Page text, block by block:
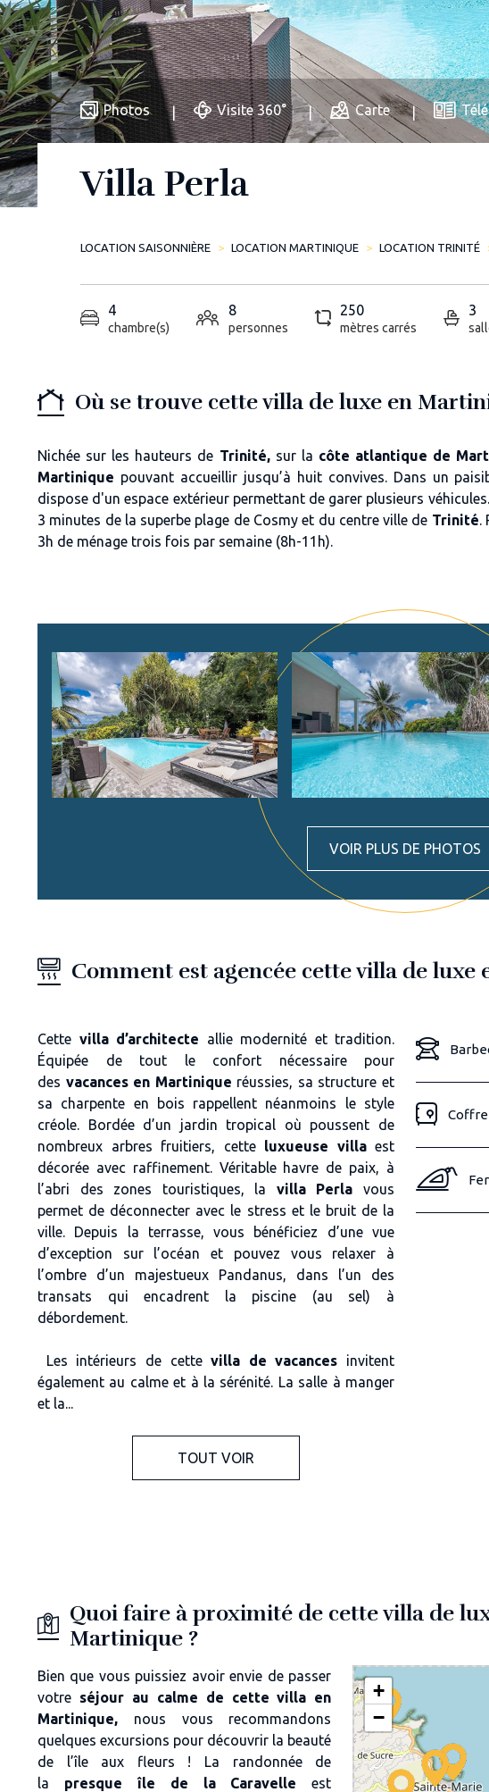
Photos Visite 360° Carte
Villa Perla
LOCATION SAISONNIÈRE LOCATION MARTINIQUE LOCATION TRINITÉ
4
chambre(s)
8
personnes
250
mètres carrés
3
Où se trouve cette villa de luxe en
Nichée sur les hauteurs de Trinité,sur la côte atlantique de
Martinique pouvant accueillir jusqu’à huit convives. Dans un
dispose d'un espace extérieur permettant de garer plusieurs
3 minutes de la superbe plage de Cosmy et du centre ville de Trinité.
3h de ménage trois fois par semaine (8h-11h).
VOIR PLUS DE PHOTOS
Comment est agencée cette villa de luxe
Cette villa d’architecte allie modernité et tradition.
Équipée de tout le confort nécessaire pour
des vacances en Martinique réussies, sa structure et
sa charpente en bois rappellent néanmoins le style
créole. Bordée d’un jardin tropical où poussent de
nombreux arbres fruitiers, cette luxueuse villa est
décorée avec raffinement. Véritable havre de paix, à
l’abri des zones touristiques, la villa Perla vous
permet de déconnecter avec le stress et le bruit de la
ville. Depuis la terrasse, vous bénéficiez d’une vue
d’exception sur l’océan et pouvez vous relaxer à
l’ombre d’un majestueux Pandanus, dans l’un des
transats qui encadrent la piscine (au sel) à
débordement.
Les intérieurs de cettevilla de vacances invitent
également au calme et à la sérénité. La salle à manger
et la...
TOUT VOIR
Quoi faire à proximité de cette villa de
Martinique ?
Bien que vous puissiez avoir envie de passer
votre séjour au calme de cette villa en
Martinique, nous vous recommandons
quelques excursions pour découvrir la beauté
de l’île aux fleurs ! La randonnée de
la presque île de la Caravelleest
+
−